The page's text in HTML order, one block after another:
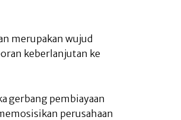
merupakan wujud
keberlanjutan ke
gerbang pembiayaan
perusahaan